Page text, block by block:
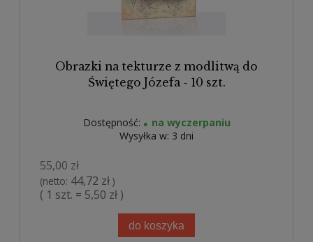
Obrazki na tekturze z modlitwą do
Świętego Józefa - 10 szt.
Dostępność:
na wyczerpaniu
Wysyłka w: 3 dni
55,00 zł
(netto: 44,72 zł )
( 1 szt. = 5,50 zł )
do koszyka